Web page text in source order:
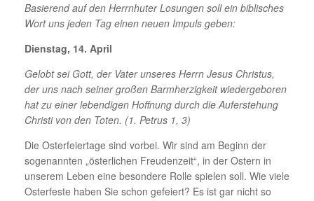
Basierend auf den Herrnhuter Losungen soll ein biblisches
Wort uns jeden Tag einen neuen Impuls geben:
Dienstag, 14. April
Gelobt sei Gott, der Vater unseres Herrn Jesus Christus,
der uns nach seiner großen Barmherzigkeit wiedergeboren
hat zu einer lebendigen Hoffnung durch die Auferstehung
Christi von den Toten. (1. Petrus 1, 3)
Die Osterfeiertage sind vorbei. Wir sind am Beginn der
sogenannten „österlichen Freudenzeit“, in der Ostern in
unserem Leben eine besondere Rolle spielen soll. Wie viele
Osterfeste haben Sie schon gefeiert? Es ist gar nicht so